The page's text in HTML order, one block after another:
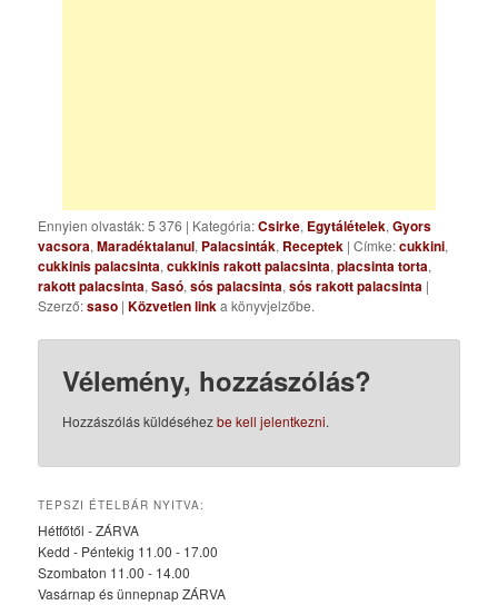
Ennyien olvasták: 5 376 | Kategória:Csirke, Egytálételek,Gyors
vacsora,Maradéktalanul, Palacsinták, Receptek | Címke:cukkini,
cukkinis palacsinta,cukkinis rakott palacsinta,placsinta torta,
rakott palacsinta,Sasó,sós palacsinta,sós rakott palacsinta |
Szerző:saso |Közvetlen linka könyvjelzőbe.
Vélemény, hozzászólás?
Hozzászólás küldéséhezbe kell jelentkezni.
TEPSZI ÉTELBÁR NYITVA:
Hétfőtől - ZÁRVA
Kedd - Péntekig 11.00 - 17.00
Szombaton 11.00 - 14.00
Vasárnap és ünnepnap ZÁRVA